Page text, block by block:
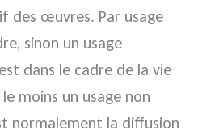
des œuvres. Par usage
sinon un usage
dans le cadre de la vie
moins un usage non
normalement la diffusion